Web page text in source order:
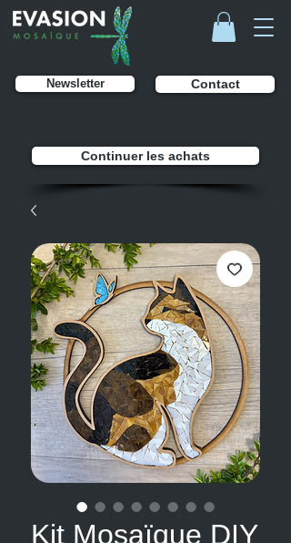
Contact
Newsletter
Continuer les achats
Kit Mosaïque DIY